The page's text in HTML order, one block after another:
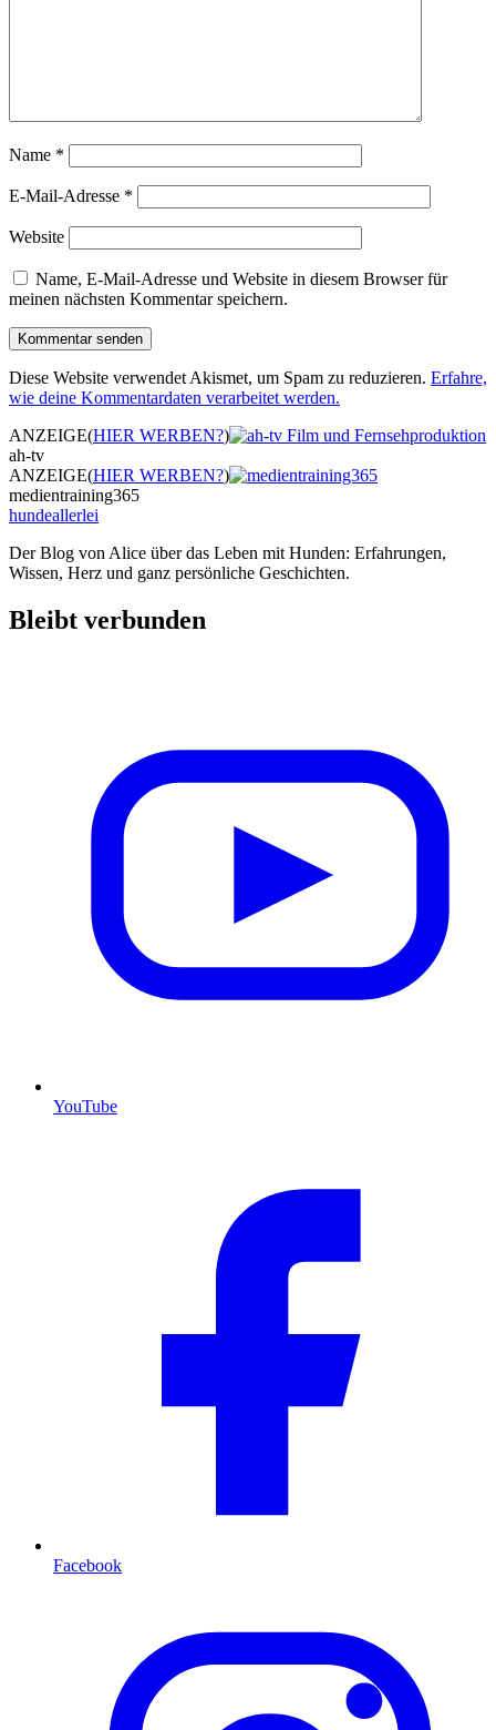
Name *
E-Mail-Adresse *
Website
Name, E-Mail-Adresse und Website in diesem Browser für
meinen nächsten Kommentar speichern.
Diese Website verwendet Akismet, um Spam zu reduzieren. Erfahre,
wie deine Kommentardaten verarbeitet werden.
ANZEIGE(HIER WERBEN?)
ah-tv
ANZEIGE(HIER WERBEN?)
medientraining365
hundeallerlei
Der Blog von Alice über das Leben mit Hunden: Erfahrungen,
Wissen, Herz und ganz persönliche Geschichten.
Bleibt verbunden
YouTube
Facebook